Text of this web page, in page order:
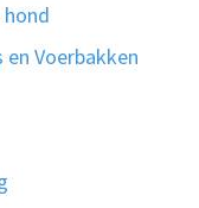
Voerbakken